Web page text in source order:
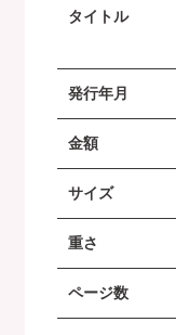
タイトル
発行年月
金額
サイズ
重さ
ページ数